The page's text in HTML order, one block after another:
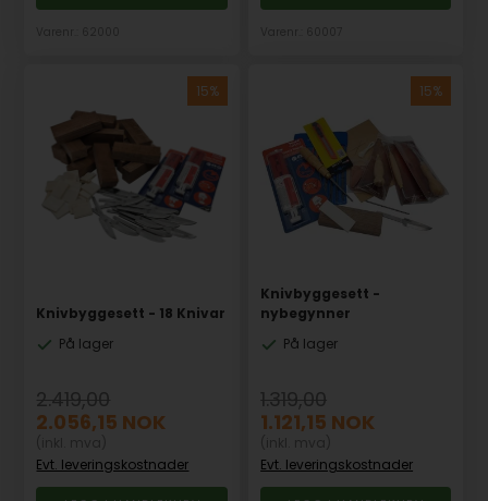
Knivbyggesett - 18 Knivar
På lager
2.419,00
2.056,15 NOK
Evt. leveringskostnader
Knivbyggesett -
nybegynner
På lager
1.319,00
1.121,15 NOK
Evt. leveringskostnader